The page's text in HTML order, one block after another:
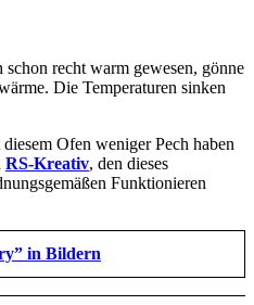
recht warm gewesen, gönne
Die Temperaturen sinken
Ofen weniger Pech haben
RS-Kreativ, den dieses
Funktionieren
in Bildern